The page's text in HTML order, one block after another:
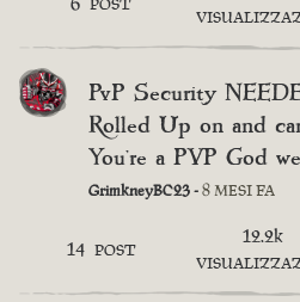
POST
PvP Security
Rolled Up on and
You're a PVP God
GrimkneyBC23 -8 MESI FA
14 POST
12.2k